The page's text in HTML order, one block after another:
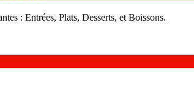
: Entrées, Plats, Desserts, et Boissons.